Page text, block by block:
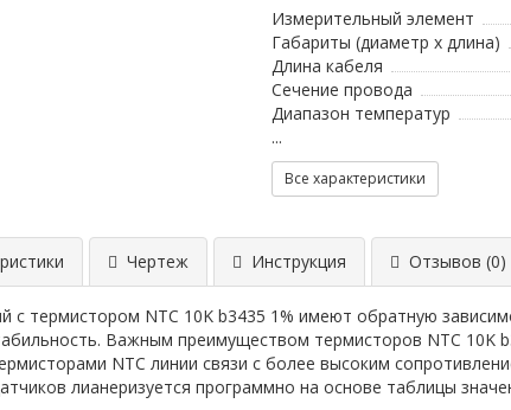
Измерительный элемент
Габариты (диаметр х длина)
Длина кабеля
Сечение провода
Диапазон температур
...
Все характеристики
Чертеж Инструкция Отзывов (0)
с термистором NTC 10K b3435 1% имеют обратную
Важным преимуществом термисторов NTC 10K
NTC линии связи с более высоким
лианеризуется программно на основе таблицы